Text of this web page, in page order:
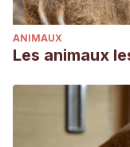
ANIMAUX
Les animaux